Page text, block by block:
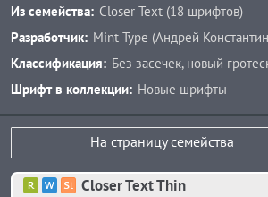
Из семейства: Closer Text (18 шрифтов)
Разработчик: Mint Type (Андрей
Классификация: Без засечек, новый
Шрифт в коллекции: Новые шрифты
На страницу семейства
Closer Text Thin